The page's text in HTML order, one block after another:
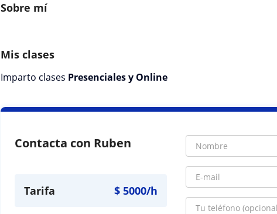
Sobre mí
Mis clases
Imparto clases Presenciales y Online
Contacta con Ruben
Tarifa $5000/h